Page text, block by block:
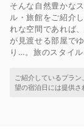
そんな自然豊かな
ル・旅館をご紹介
れな空間であれば
が見渡せる部屋で
り…。旅のスタイ